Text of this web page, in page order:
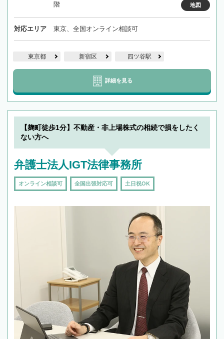
階
地図
対応エリア 東京、全国オンライン相談可
東京都 新宿区 四ツ谷駅
詳細を見る
【麹町徒歩1分】不動産・非上場株式の相続で損をしたく
ない方へ
弁護士法人IGT法律事務所
オンライン相談可 全国出張対応可 土日祝OK